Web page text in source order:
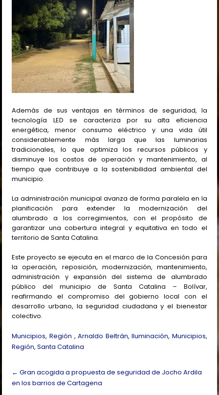
Además de sus ventajas en términos de seguridad, la
tecnología LED se caracteriza por su alta eficiencia
energética, menor consumo eléctrico y una vida útil
considerablemente más larga que las luminarias
tradicionales, lo que optimiza los recursos públicos y
disminuye los costos de operación y mantenimiento, al
tiempo que contribuye a la sostenibilidad ambiental del
municipio.
La administración municipal avanza de forma paralela en la
planificación para extender la modernización del
alumbrado a los corregimientos, con el propósito de
garantizar una cobertura integral y equitativa en todo el
territorio de Santa Catalina.
Este proyecto se ejecuta en el marco de la Concesión para
la operación, reposición, modernización, mantenimiento,
administración y expansión del sistema de alumbrado
público del municipio de Santa Catalina – Bolívar,
reafirmando el compromiso del gobierno local con el
desarrollo urbano, la seguridad ciudadana y el bienestar
colectivo.
Municipios, Región ,Arnaldo Beltrán,Iluminación, Municipios,
Región,Santa Catalina
Post
navigation
← Gran acogida a propuesta de seguridad de Jocho Ardila
en los barrios de Cartagena